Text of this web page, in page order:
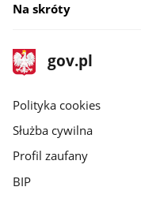
Na skróty
stopka
gov.pl
Strona
gov.pl
gov.pl
Polityka cookies
Służba cywilna
Profil zaufany
BIP